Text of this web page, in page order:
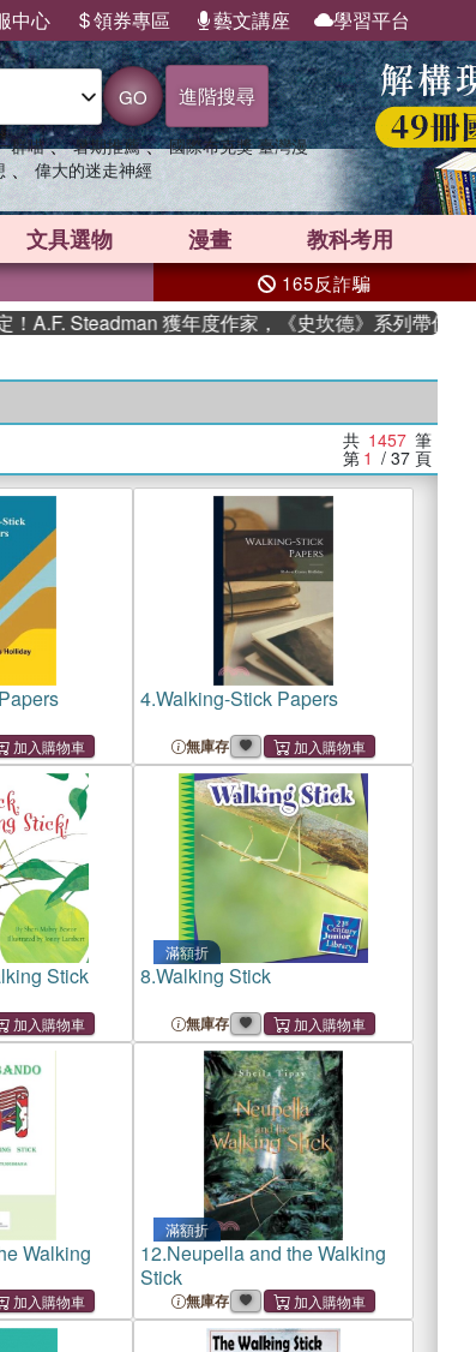
中心 領券專區 藝文講座 學習平台
GO 進階搜尋
群喵 、 暑期推薦 、 國際布克獎 臺灣漫
、 偉大的迷走神經
文具選物 漫畫 教科考用
165反詐騙
獲年度作家，《史坎德》系列帶你踏上熱血奇幻
共 1457 筆
第 1 / 37 頁
4.Walking-Stick Papers
無庫存
Stick
滿額折
8.Walking Stick
無庫存
Walking
滿額折
12.Neupella and the Walking
Stick
無庫存